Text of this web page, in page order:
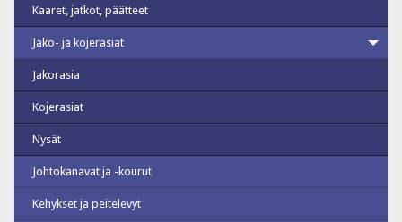
Kaaret, jatkot, päätteet
Jako- ja kojerasiat
Jakorasia
Kojerasiat
Nysät
Johtokanavat ja -kourut
Kehykset ja peitelevyt